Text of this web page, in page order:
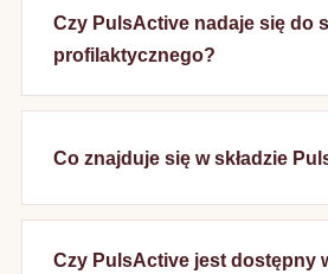
Czy PulsActive nadaje się do
profilaktycznego?
Co znajduje się w składzie
Czy PulsActive jest dostępny